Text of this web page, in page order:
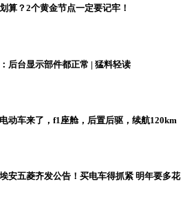
算？2个黄金节点一定要记牢！
后台显示部件都正常 | 猛料轻读
动车来了，f1座舱，后置后驱，续航120km
安五菱齐发公告！买电车得抓紧 明年要多花